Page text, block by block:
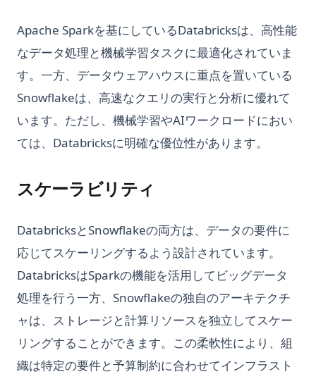
Here
LLM Jailbreak Research Papers
LLM Jailbreak 研究論文
Let Me GPT That For You: Funny Tool That Actually Works
LlamaIndex: Combine Your Data Framework with ChatGPT
LlamaIndex: チャットGPTとデータフレームワークを組み合わ
Longterm Memory ChatGPT? LTM-1: A LLM with 5 Million
Tokens
Mastering the Art: How to Use ChatGPT Without Login
Maximizing the Use of OpenAI - A Detailed Guide on How
to Use OpenAI
Offline ChatGPT: Your Personal AI Chat Companion
Anywhere, Anytime
Open AIの'そのモデルは存在しません'エラーの解決方法
OpenAI o1のクイックビュー
OpenAIを最大限に活用する方法 - OpenAI使い方の詳細なガイ
Pandasで空のDataFrameを作成する方法
PandasのKeyエラーを修正する方法：詳細なガイド
Pandasのget_dummies関数の効果的な使用方法
Pandasのset_index()の使い方
Pandasのto_datetimeを使ったデータ処理の方法
Pandasのタイピング: 効率的でメンテナブルなコードのための
Pandasのデータ可視化：ステップバイステップのチュートリア
ル
PandasデータフレームでNaN値をチェックする方法
Pandasデータフレームの簡単な集約方法
Pandasプロットヒストグラム：Pythonでヒストグラムを作成
およびカスタマイズする
Pandas列のリストの展開：包括的なガイド
Pandas列の再並び替え：効率的なデータフレーム操作のテクニ
ック
Python Pathlib: The Modern Guide to File Path Handling
ィス
Python Poetry: Modern Dependency Management and
Packaging Guide
Python Random Sampling: Tips and Techniques for
Effective Data Analysis
Python Random: Generate Random Numbers, Choices, and
Python Random：乱数、選択、サンプルの生成
Python Regex: The Complete Guide to Regular Expressions
in Python
Python Requests Library: Complete Guide to HTTP Requests
in Python
Python Requestsライブラリ：PythonでHTTPリクエストを行
Apache Sparkを基にしているDatabricksは、高性能
なデータ処理と機械学習タスクに最適化されていま
す。一方、データウェアハウスに重点を置いている
Snowflakeは、高速なクエリの実行と分析に優れて
います。ただし、機械学習やAIワークロードにおい
ては、Databricksに明確な優位性があります。
スケーラビリティ
DatabricksとSnowflakeの両方は、データの要件に
応じてスケーリングするよう設計されています。
DatabricksはSparkの機能を活用してビッグデータ
処理を行う一方、Snowflakeの独自のアーキテクチ
ャは、ストレージと計算リソースを独立してスケー
リングすることができます。この柔軟性により、組
織は特定の要件と予算制約に合わせてインフラスト